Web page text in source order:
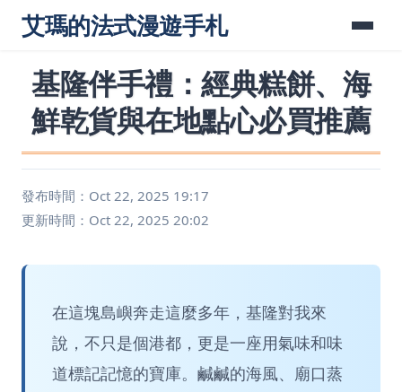
艾瑪的法式漫遊手札
基隆伴手禮：經典糕餅、海
鮮乾貨與在地點心必買推薦
發布時間：Oct 22, 2025 19:17
更新時間：Oct 22, 2025 20:02
在這塊島嶼奔走這麼多年，基隆對我來
說，不只是個港都，更是一座用氣味和味
道標記記憶的寶庫。鹹鹹的海風、廟口蒸